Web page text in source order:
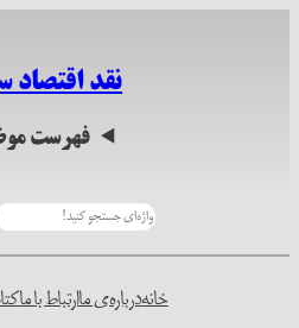
نقد
فهرست
خانهدرباره‌ی ماارتباط با ما